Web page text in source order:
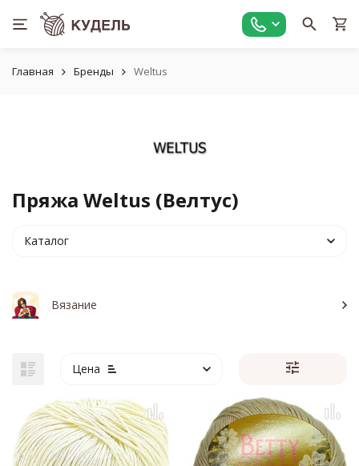
Главная Бренды Weltus
Пряжа Weltus (Велтус)
Каталог
Вязание
Цена